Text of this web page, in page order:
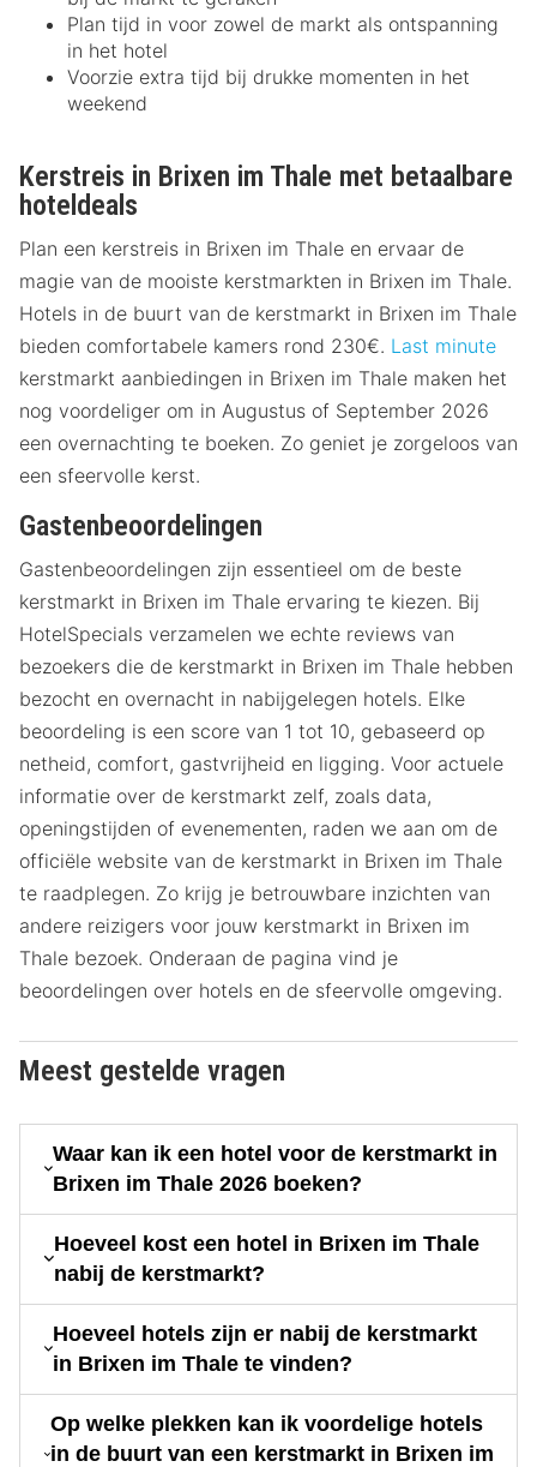
Plan tijd in voor zowel de markt als ontspanning
in het hotel
Voorzie extra tijd bij drukke momenten in het
weekend
Kerstreis in Brixen im Thale met betaalbare
hoteldeals
Plan een kerstreis in Brixen im Thale en ervaar de
magie van de mooiste kerstmarkten in Brixen im Thale.
Hotels in de buurt van de kerstmarkt in Brixen im Thale
bieden comfortabele kamers rond 230€. Last minute
kerstmarkt aanbiedingen in Brixen im Thale maken het
nog voordeliger om in Augustus of September 2026
een overnachting te boeken. Zo geniet je zorgeloos van
een sfeervolle kerst.
Gastenbeoordelingen
Gastenbeoordelingen zijn essentieel om de beste
kerstmarkt in Brixen im Thale ervaring te kiezen. Bij
HotelSpecials verzamelen we echte reviews van
bezoekers die de kerstmarkt in Brixen im Thale hebben
bezocht en overnacht in nabijgelegen hotels. Elke
beoordeling is een score van 1 tot 10, gebaseerd op
netheid, comfort, gastvrijheid en ligging. Voor actuele
informatie over de kerstmarkt zelf, zoals data,
openingstijden of evenementen, raden we aan om de
officiële website van de kerstmarkt in Brixen im Thale
te raadplegen. Zo krijg je betrouwbare inzichten van
andere reizigers voor jouw kerstmarkt in Brixen im
Thale bezoek. Onderaan de pagina vind je
beoordelingen over hotels en de sfeervolle omgeving.
Meest gestelde vragen
Waar kan ik een hotel voor de kerstmarkt in
Brixen im Thale 2026 boeken?
Hoeveel kost een hotel in Brixen im Thale
nabij de kerstmarkt?
Hoeveel hotels zijn er nabij de kerstmarkt
in Brixen im Thale te vinden?
Op welke plekken kan ik voordelige hotels
in de buurt van een kerstmarkt in Brixen im